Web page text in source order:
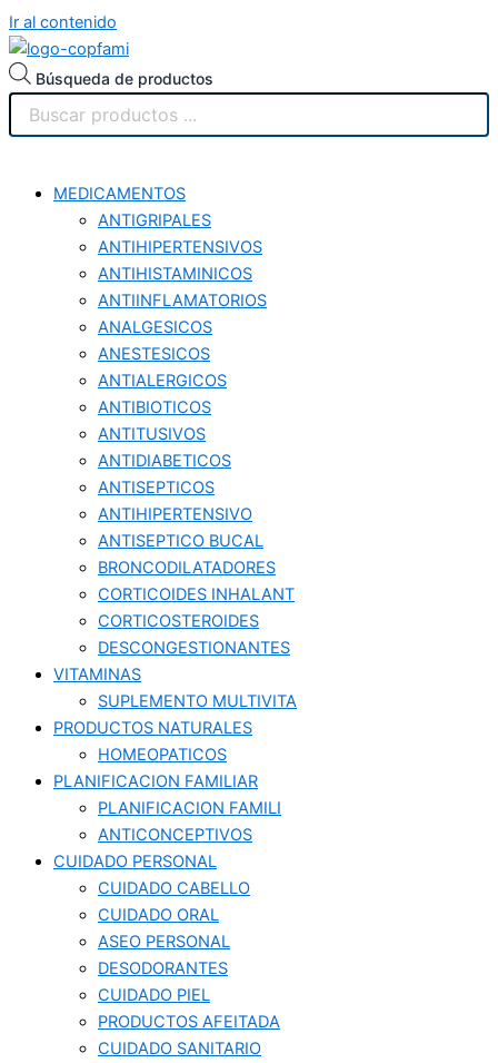
Ir al contenido
Búsqueda de productos
MEDICAMENTOS
ANTIGRIPALES
ANTIHIPERTENSIVOS
ANTIHISTAMINICOS
ANTIINFLAMATORIOS
ANALGESICOS
ANESTESICOS
ANTIALERGICOS
ANTIBIOTICOS
ANTITUSIVOS
ANTIDIABETICOS
ANTISEPTICOS
ANTIHIPERTENSIVO
ANTISEPTICO BUCAL
BRONCODILATADORES
CORTICOIDES INHALANT
CORTICOSTEROIDES
DESCONGESTIONANTES
VITAMINAS
SUPLEMENTO MULTIVITA
PRODUCTOS NATURALES
HOMEOPATICOS
PLANIFICACION FAMILIAR
PLANIFICACION FAMILI
ANTICONCEPTIVOS
CUIDADO PERSONAL
CUIDADO CABELLO
CUIDADO ORAL
ASEO PERSONAL
DESODORANTES
CUIDADO PIEL
PRODUCTOS AFEITADA
CUIDADO SANITARIO